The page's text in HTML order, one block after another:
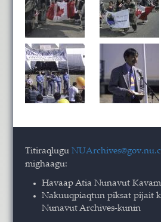
Titiraqlugu
mighaagu:
Havaap Atia Nunavut
Nakuuqpiaqtun piksat pijait
Nunavut Archives-kunin